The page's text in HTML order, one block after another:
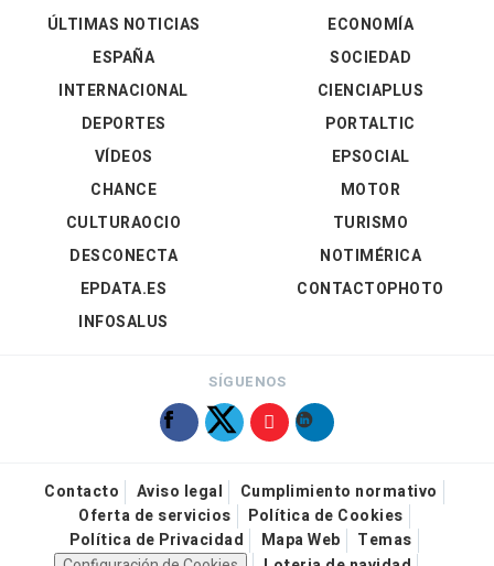
ÚLTIMAS NOTICIAS
ESPAÑA
INTERNACIONAL
DEPORTES
VÍDEOS
ECONOMÍA
SOCIEDAD
CIENCIAPLUS
PORTALTIC
EPSOCIAL
CHANCE
CULTURAOCIO
DESCONECTA
EPDATA.ES
INFOSALUS
MOTOR
TURISMO
NOTIMÉRICA
CONTACTOPHOTO
SÍGUENOS
Contacto Aviso legal
Cumplimiento normativo
Oferta de servicios
Política de Cookies
Política de Privacidad
Mapa Web
Temas